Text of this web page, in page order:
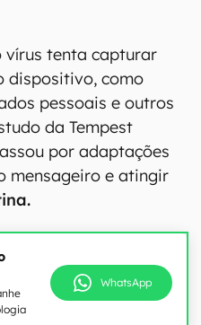
vírus tenta capturar
dispositivo, como
pessoais e outros
da Tempest
por adaptações
mensageiro e atingir
WhatsApp